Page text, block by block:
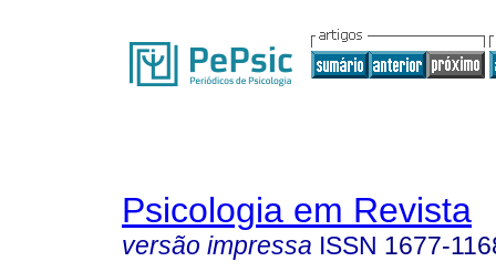
Psicologia em Revista
versão impressa ISSN 1677-